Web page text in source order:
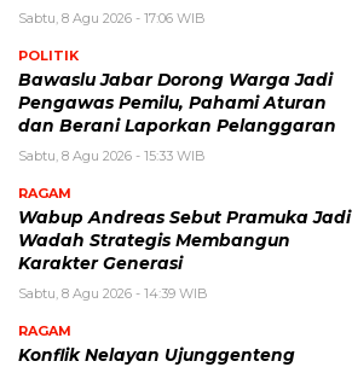
Sabtu, 8 Agu 2026 - 17:06 WIB
POLITIK
Bawaslu Jabar Dorong Warga Jadi
Pengawas Pemilu, Pahami Aturan
dan Berani Laporkan Pelanggaran
Sabtu, 8 Agu 2026 - 15:33 WIB
RAGAM
Wabup Andreas Sebut Pramuka Jadi
Wadah Strategis Membangun
Karakter Generasi ‎
Sabtu, 8 Agu 2026 - 14:39 WIB
RAGAM
Konflik Nelayan Ujunggenteng